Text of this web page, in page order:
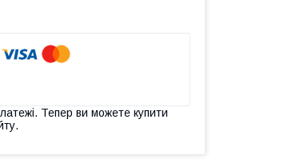
Тепер ви можете купити